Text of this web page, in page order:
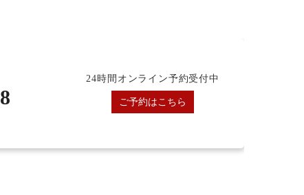
24時間オンライン予約受付中
ご予約はこちら